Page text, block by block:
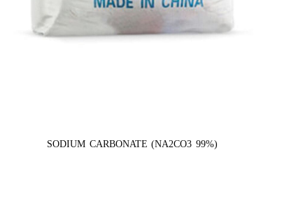
SODIUM CARBONATE (NA2CO3 99%)